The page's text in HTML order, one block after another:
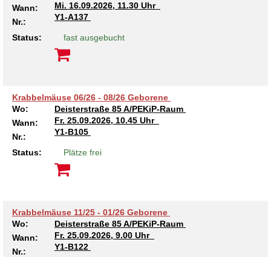
Wann:
Mi. 16.09.2026, 11.30 Uhr
Nr.:
Y1-A137
Status: fast ausgebucht
Krabbelmäuse 06/26 - 08/26 Geborene
Wo:
Deisterstraße 85 A/PEKiP-Raum
Wann:
Fr. 25.09.2026, 10.45 Uhr
Nr.:
Y1-B105
Status: Plätze frei
Krabbelmäuse 11/25 - 01/26 Geborene
Wo:
Deisterstraße 85 A/PEKiP-Raum
Wann:
Fr. 25.09.2026, 9.00 Uhr
Nr.:
Y1-B122